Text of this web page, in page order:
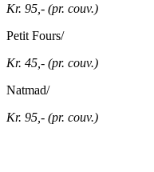
Kr. 95,- (pr. couv.)
Petit Fours/
Kr. 45,- (pr. couv.)
Natmad/
Kr. 95,- (pr. couv.)